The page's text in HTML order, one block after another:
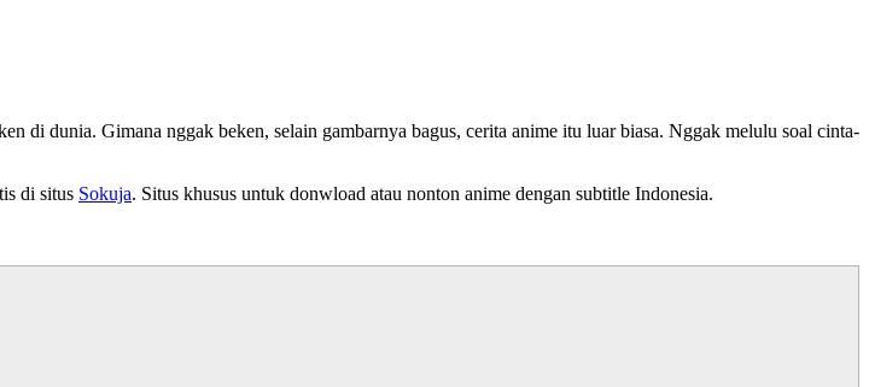
di dunia. Gimana nggak beken, selain gambarnya bagus, cerita anime itu luar biasa. Nggak melulu soal cinta-
di situs Sokuja. Situs khusus untuk donwload atau nonton anime dengan subtitle Indonesia.